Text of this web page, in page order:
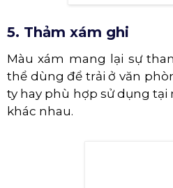
5. Thảm xám ghi
Màu xám mang lại sự
thể dùng để trải ở văn
ty hay phù hợp sử dụng tại
khác nhau.